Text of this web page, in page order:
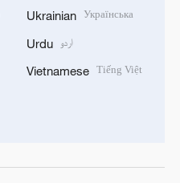
Ukrainian Українська
Urdu اردو
Vietnamese Tiếng Việt